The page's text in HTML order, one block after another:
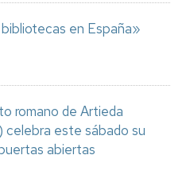
en España»
romano de Artieda
este sábado su
abiertas